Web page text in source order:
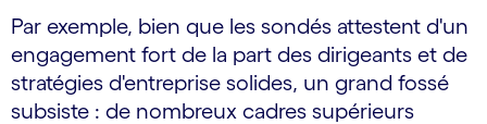
Par exemple, bien que les sondés attestent d'un
engagement fort de la part des dirigeants et de
stratégies d'entreprise solides, un grand fossé
subsiste : de nombreux cadres supérieurs